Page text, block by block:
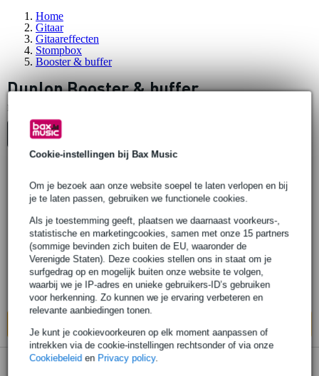
Cookie-instellingen bij Bax Music
Om je bezoek aan onze website soepel te laten verlopen en bij
je te laten passen, gebruiken we functionele cookies.
Als je toestemming geeft, plaatsen we daarnaast voorkeurs-,
statistische en marketingcookies, samen met onze 15 partners
(sommige bevinden zich buiten de EU, waaronder de
Verenigde Staten). Deze cookies stellen ons in staat om je
surfgedrag op en mogelijk buiten onze website te volgen,
waarbij we je IP-adres en unieke gebruikers-ID’s gebruiken
voor herkenning. Zo kunnen we je ervaring verbeteren en
relevante aanbiedingen tonen.
Je kunt je cookievoorkeuren op elk moment aanpassen of
intrekken via de cookie-instellingen rechtsonder of via onze
Cookiebeleid en Privacy policy.
Home
Gitaar
Gitaareffecten
Stompbox
Booster & buffer
Dunlop Booster & buffer
Er is
Top-10
3 reviews
Dunlop EP101 Echoplex Preamp
effectpedaal
Adviesprijs € 199,- € 159,-
Op voorraad bij de leverancier